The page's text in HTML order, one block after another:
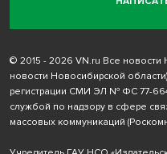
© 2015 - 2026 VN.ru Все новости
новости Новосибирской
регистрации СМИ ЭЛ № ФС 77-
службой по надзору в сфере
массовых коммуникаций